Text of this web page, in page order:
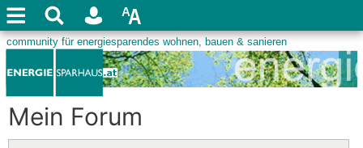
Mein Forum